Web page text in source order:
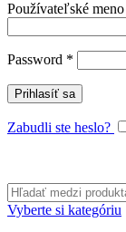
Používateľské
Password *
Prihlasíť sa
Zabudli ste heslo?
Vyberte si kategóriu